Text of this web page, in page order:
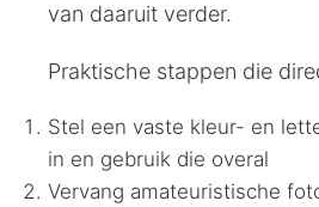
van daaruit verder.
Praktische stappen die
Stel een vaste kleur- en
in en gebruik die overal
Vervang amateuristische